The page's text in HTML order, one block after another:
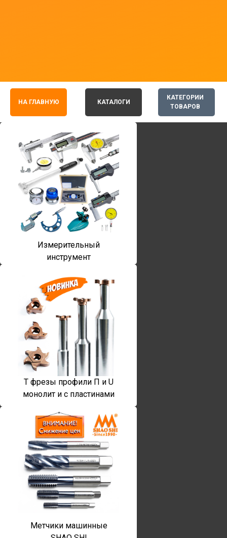
КАТЕГОРИИ
ТОВАРОВ
НА ГЛАВНУЮ КАТАЛОГИ
Измерительный
инструмент
T фрезы профили П и U
монолит и с пластинами
Метчики машинные